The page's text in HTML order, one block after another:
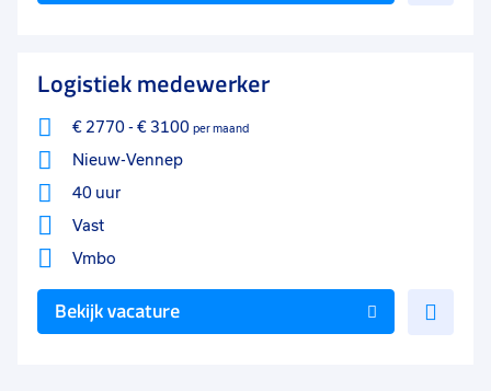
Logistiek medewerker
€ 2770- € 3100 per maand
Nieuw-Vennep
40 uur
Vast
Vmbo
Bekijk vacature